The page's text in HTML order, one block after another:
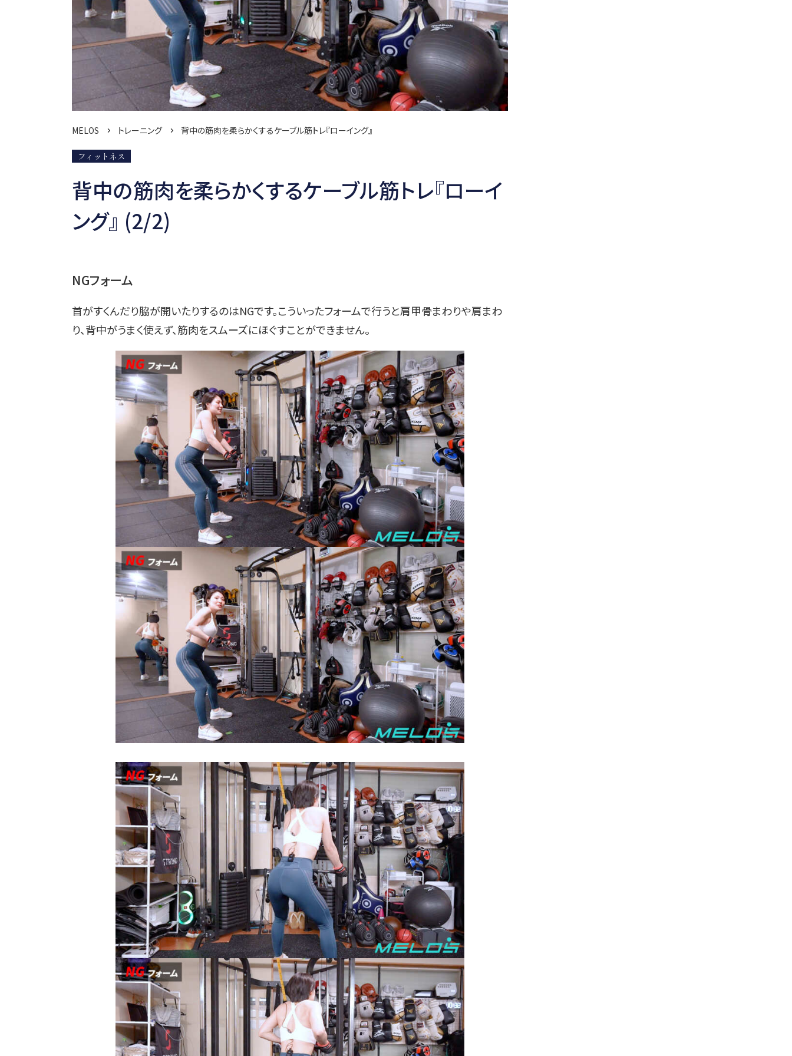
MELOS トレーニング 背中の筋肉を柔らかくするケーブル筋トレ『ローイング』
フィットネス
背中の筋肉を柔らかくするケーブル筋トレ『ローイ
ング』 (2/2)
NGフォーム
首がすくんだり脇が開いたりするのはNGです。こういったフォームで行うと肩甲骨まわりや肩まわ
り、背中がうまく使えず、筋肉をスムーズにほぐすことができません。